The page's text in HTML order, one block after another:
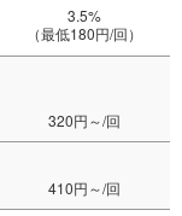
3.5%
（最低180円/回）
320円～/回
410円～/回